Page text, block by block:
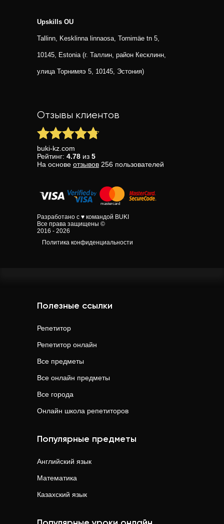
Upskills OU
Tallinn, Kesklinna linnaosa, Tornimäe tn 5,
10145, Estonia (г. Таллин, район Кесклинн,
улица Торнимяэ 5, 10145, Эстония)
Отзывы клиентов
buki-kz.com
Рейтинг: 4.78 из 5
На основе отзывов 256 пользователей
Разработано с ♥ командой BUKI
Все права защищены ©
2016 - 2026
Политика конфиденциальности
Полезные ссылки
Репетитор
Репетитор онлайн
Все предметы
Все онлайн предметы
Все города
Онлайн школа репетиторов
Популярные предметы
Английский язык
Математика
Казахский язык